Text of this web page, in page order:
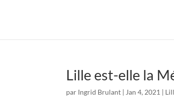
Lille est-elle la
par Ingrid Brulant | Jan 4, 2021 |